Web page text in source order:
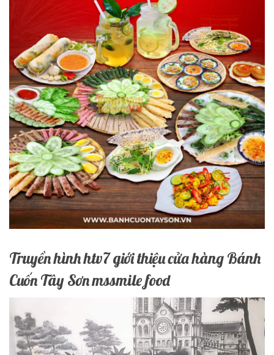
Truyền hình htv7 giới thiệu cửa hàng Bánh
Cuốn Tây Sơn mssmile food